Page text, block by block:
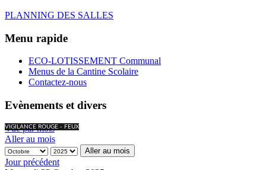
PLANNING DES SALLES
Menu rapide
ECO-LOTISSEMENT Communal
Menus de la Cantine Scolaire
Contactez-nous
Evènements et divers
VIGILANCE ROUGE - FEUX
Vue par mois
Aller au mois
Aller au mois
Jour précédent